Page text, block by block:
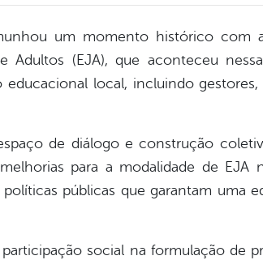
um momento histórico com
Adultos (EJA), que aconteceu
local, incluindo
de diálogo e construção
para a modalidade de
públicas que garantam uma
social na formulação de